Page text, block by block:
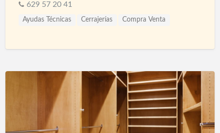
629 57 20 41
Ayudas Técnicas Cerrajerías Compra Venta